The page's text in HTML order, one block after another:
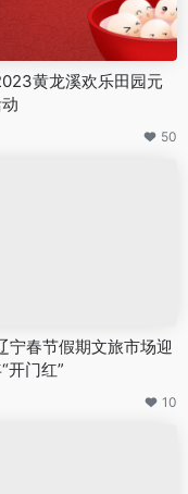
黄龙溪欢乐田园元
50
宁春节假期文旅市场迎
开门红”
10